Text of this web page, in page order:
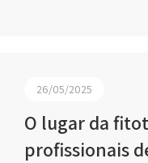
26/05/2025
O lugar da
profissionais